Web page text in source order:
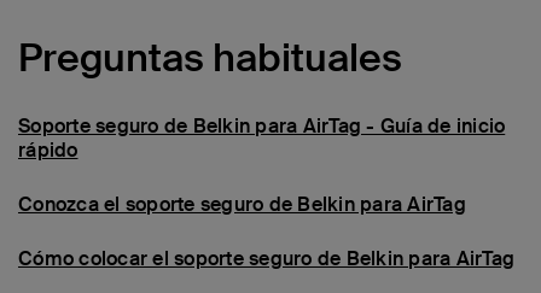
Preguntas habituales
Soporte seguro de Belkin para AirTag - Guía de inicio
rápido
Conozca el soporte seguro de Belkin para AirTag
Cómo colocar el soporte seguro de Belkin para AirTag